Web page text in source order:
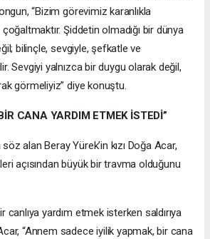
“Bizim görevimiz karanlıkla
çoğaltmaktır. Şiddetin olmadığı bir dünya
bilinçle, sevgiyle, şefkatle ve
Sevgiyi yalnızca bir duygu olarak değil,
görmeliyiz” diye konuştu.
CANA YARDIM ETMEK İSTEDİ”
söz alan Beray Yürek’in kızı Doğa Acar,
açısından büyük bir travma olduğunu
canlıya yardım etmek isterken saldırıya
“Annem sadece iyilik yapmak, bir cana